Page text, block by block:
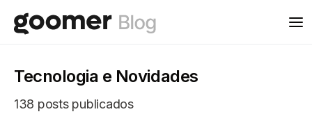
Tecnologia e Novidades
138 posts publicados